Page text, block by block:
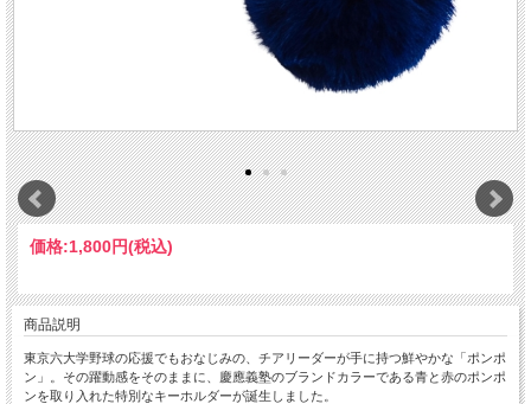
価格:1,800円(税込)
商品説明
東京六大学野球の応援でもおなじみの、チアリーダーが手に持つ鮮やかな「ポンポ
ン」。その躍動感をそのままに、慶應義塾のブランドカラーである青と赤のポンポ
ンを取り入れた特別なキーホルダーが誕生しました。